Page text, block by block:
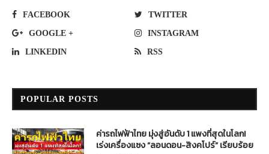
FACEBOOK TWITTER
GOOGLE + INSTAGRAM
LINKEDIN RSS
POPULAR POSTS
ค่ารถไฟฟ้าไทย มุ่งสู่อันดับ 1 แพงที่สุดในโลก!
เร่งเครื่องแซง “ลอนดอน-สิงคโปร์” เรียบร้อย